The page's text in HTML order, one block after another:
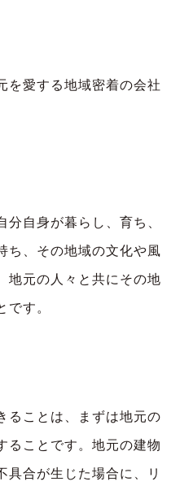
を愛する地域密着の会社
自身が暮らし、育ち、
ち、その地域の文化や風
地元の人々と共にその地
です。
ることは、まずは地元の
ることです。地元の建物
具合が生じた場合に、リ